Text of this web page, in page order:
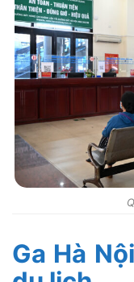
Ga Hà